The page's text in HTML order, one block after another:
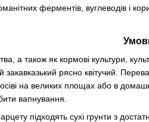
ферментів, вуглеводів і
а також як кормові культури,
закавказький рясно квітучий.
на великих площах або в
вапнування.
підходять сухі грунти з